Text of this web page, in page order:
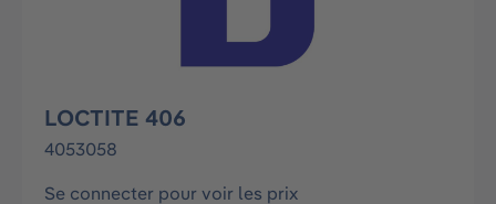
LOCTITE 406
4053058
Se connecter pour voir les prix